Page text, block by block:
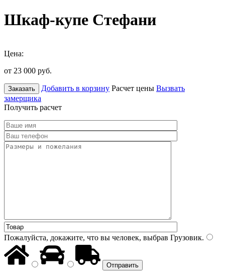
Шкаф-купе Стефани
Цена:
от 23 000 руб.
Заказать Добавить в корзину Расчет цены Вызвать
замерщика
Получить расчет
Пожалуйста, докажите, что вы человек, выбрав Грузовик.